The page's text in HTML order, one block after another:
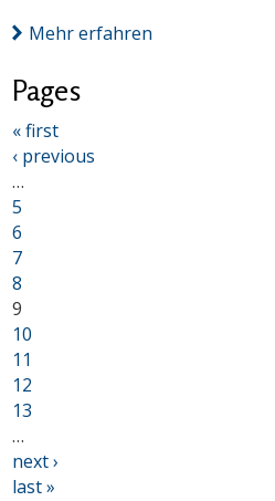
Mehr erfahren
Pages
« first
‹ previous
…
5
6
7
8
9
10
11
12
13
…
next ›
last »